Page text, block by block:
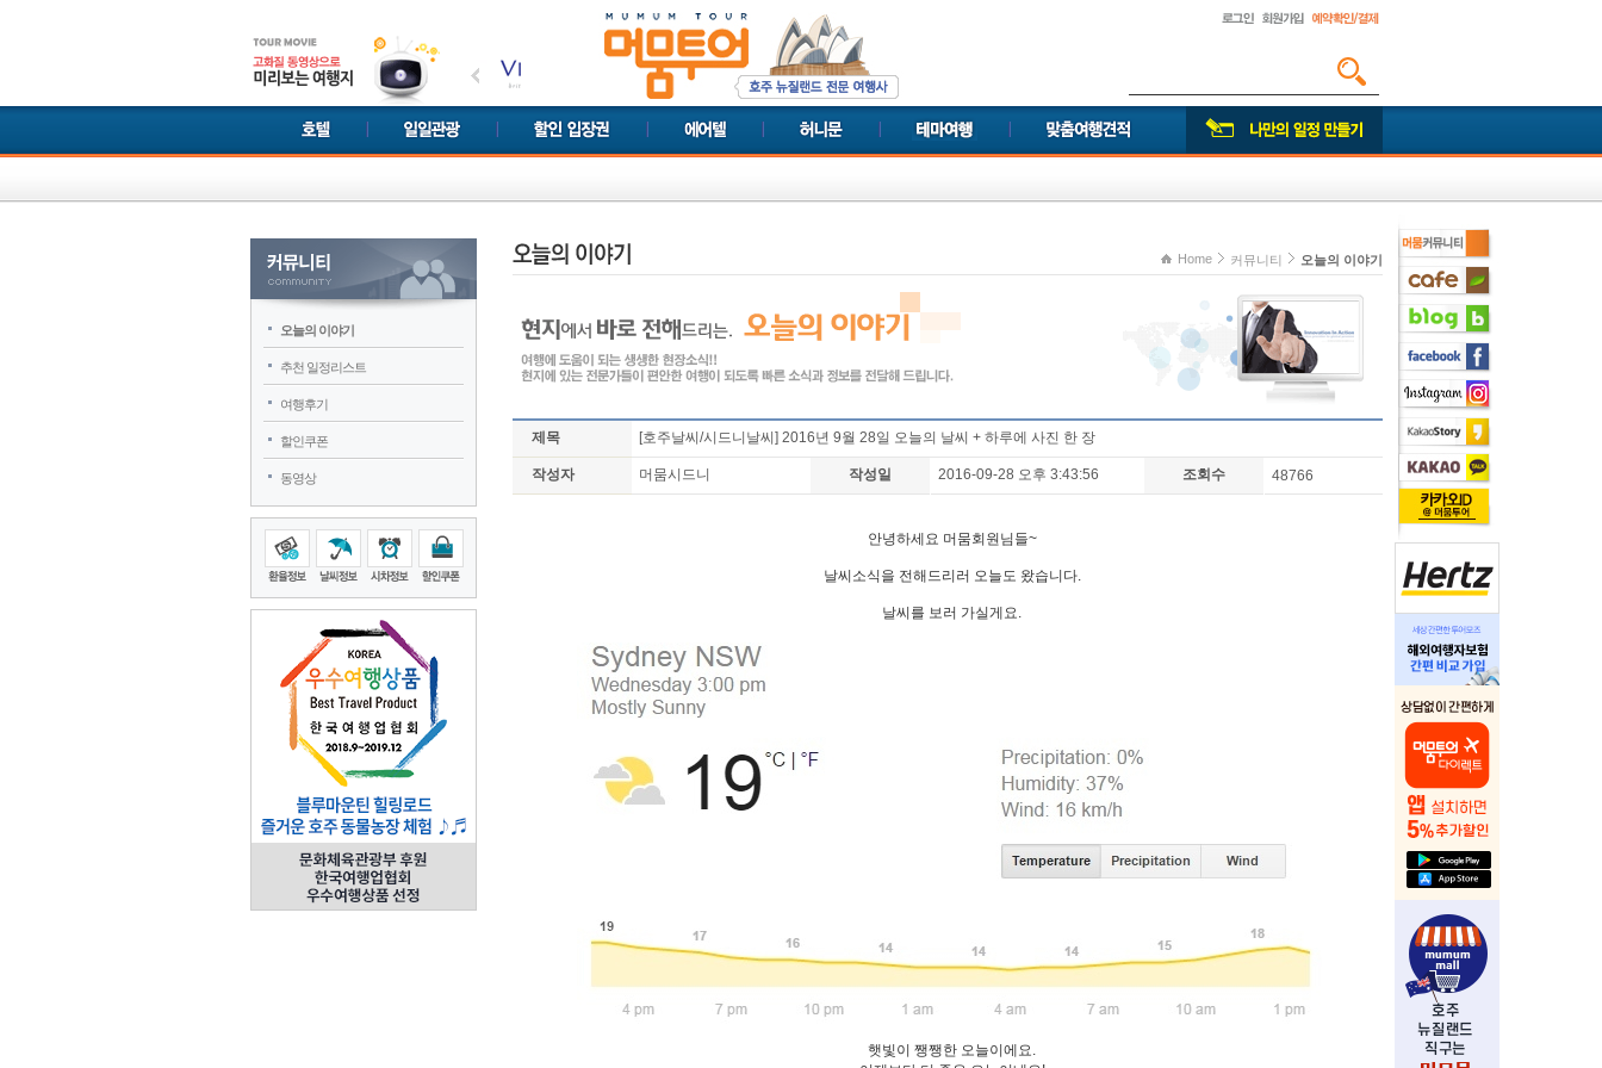
오늘의 이야기
추천 일정리스트
여행후기
할인쿠폰
동영상
Home 커뮤니티 오늘의 이야기
제목 [호주날씨/시드니날씨] 2016년 9월 28일 오늘의 날씨 + 하루에 사진 한 장
작성자 머뭄시드니 작성일 2016-09-28 오후 3:43:56 조회수 48766